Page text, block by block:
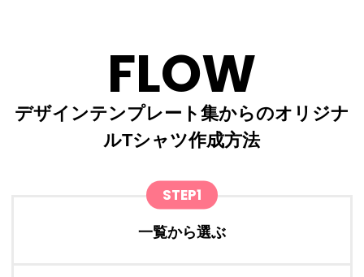
FLOW
デザインテンプレート集からのオリジナ
ルTシャツ作成方法
STEP1
一覧から選ぶ